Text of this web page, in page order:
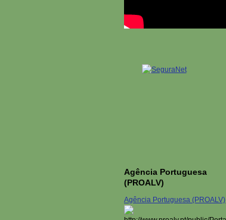
Agência Portuguesa
(PROALV)
Agência Portuguesa (PROALV)